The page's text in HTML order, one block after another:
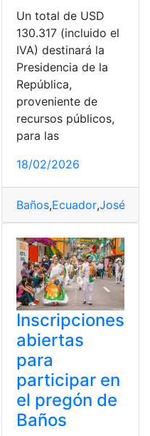
Ecuador,Municipio
Un total de USD
130.317 (incluido el
IVA) destinará la
Presidencia de la
República,
proveniente de
recursos públicos,
para las
18/02/2026
Baños,Ecuador,José
Inscripciones
abiertas
para
participar en
el pregón de
Baños